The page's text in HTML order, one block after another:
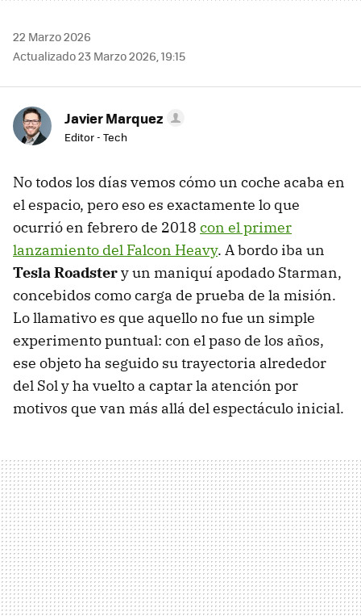
22 Marzo 2026
Actualizado 23 Marzo 2026, 19:15
Javier Marquez
Editor - Tech
No todos los días vemos cómo un coche acaba en
el espacio, pero eso es exactamente lo que
ocurrió en febrero de 2018 con el primer
lanzamiento del Falcon Heavy. A bordo iba un
Tesla Roadstery un maniquí apodado Starman,
concebidos como carga de prueba de la misión.
Lo llamativo es que aquello no fue un simple
experimento puntual: con el paso de los años,
ese objeto ha seguido su trayectoria alrededor
del Sol y ha vuelto a captar la atención por
motivos que van más allá del espectáculo inicial.